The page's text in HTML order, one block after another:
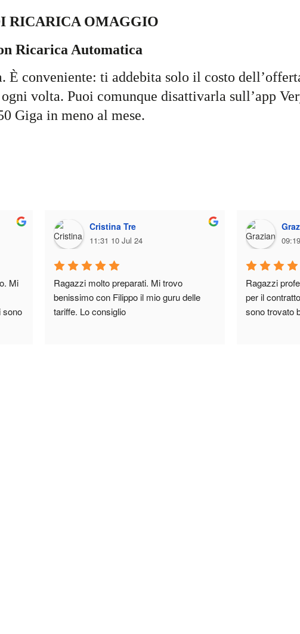
RICARICA OMAGGIO
Ricarica Automatica
conveniente: ti addebita solo il costo
volta. Puoi comunque disattivarla sull’app
Giga in meno al mese.
Mi
sono
Cristina Tre
11:31 10 Jul 24
Ragazzi molto preparati. Mi trovo
benissimo con Filippo il mio guru delle
tariffe. Lo consiglio
Ragazzi
per il
sono trovato